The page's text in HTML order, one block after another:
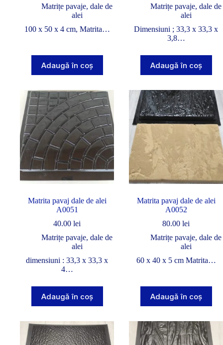
Matrițe pavaje, dale de
alei
100 x 50 x 4 cm, Matrita…
Adaugă în coș
Matrițe pavaje, dale de
alei
Dimensiuni ; 33,3 x 33,3 x
3,8…
Adaugă în coș
Matrita pavaj dale de alei
A0051
40.00 lei
Matrițe pavaje, dale de
alei
dimensiuni : 33,3 x 33,3 x
4…
Adaugă în coș
Matrita pavaj dale de alei
A0052
80.00 lei
Matrițe pavaje, dale de
alei
60 x 40 x 5 cm Matrita…
Adaugă în coș